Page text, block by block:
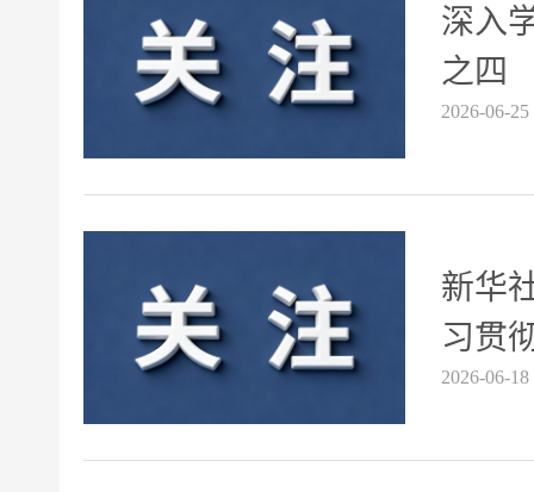
深入
之四
2026-06-25
新华
习贯
2026-06-18